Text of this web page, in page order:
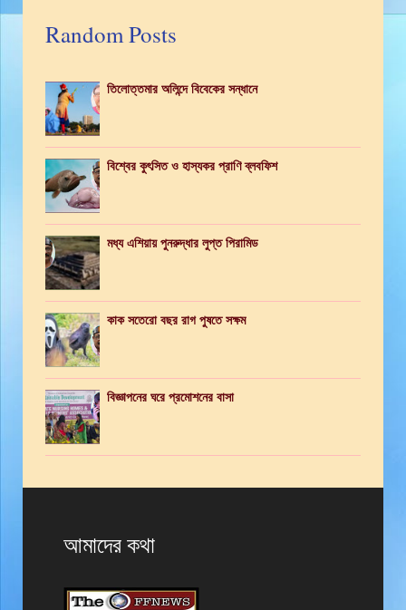
Random Posts
তিলোত্তমার অলিন্দে বিবেকের সন্ধানে
বিশ্বের কুৎসিত ও হাস্যকর প্রাণি ব্লবফিশ
মধ্য এশিয়ায় পুনরুদ্ধার লুপ্ত পিরামিড
কাক সতেরো বছর রাগ পুষতে সক্ষম
বিজ্ঞাপনের ঘরে প্রমোশনের বাসা
আমাদের কথা